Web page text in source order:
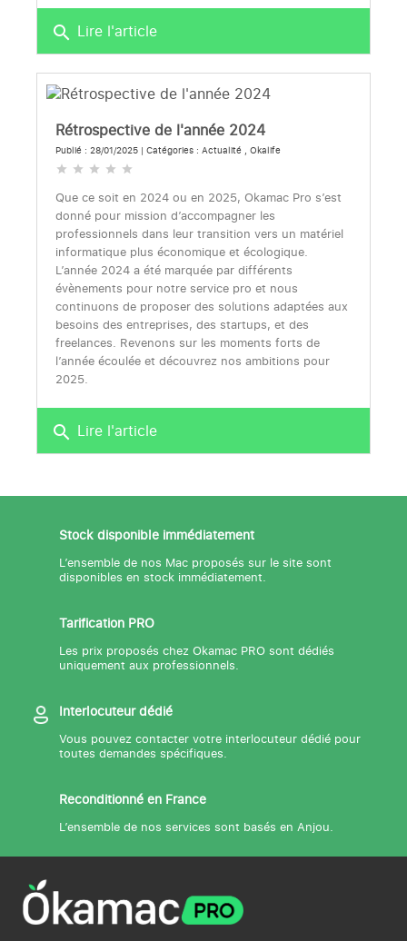
search Lire l'article
Rétrospective de l'année 2024
Publié : 28/01/2025 | Catégories : Actualité
Okalife
star star star star star
Que ce soit en 2024 ou en 2025, Okamac Pro s’est
donné pour mission d’accompagner les
professionnels dans leur transition vers un matériel
informatique plus économique et écologique.
L’année 2024 a été marquée par différents
évènements pour notre service pro et nous
continuons de proposer des solutions adaptées aux
besoins des entreprises, des startups, et des
freelances. Revenons sur les moments forts de
l’année écoulée et découvrez nos ambitions pour
2025.
search Lire l'article
Stock disponible immédiatement
L’ensemble de nos Mac proposés sur le site sont
disponibles en stock immédiatement.
Tarification PRO
Les prix proposés chez Okamac PRO sont dédiés
uniquement aux professionnels.
Interlocuteur dédié
Vous pouvez contacter votre interlocuteur dédié pour
toutes demandes spécifiques.
Reconditionné en France
L’ensemble de nos services sont basés en Anjou.